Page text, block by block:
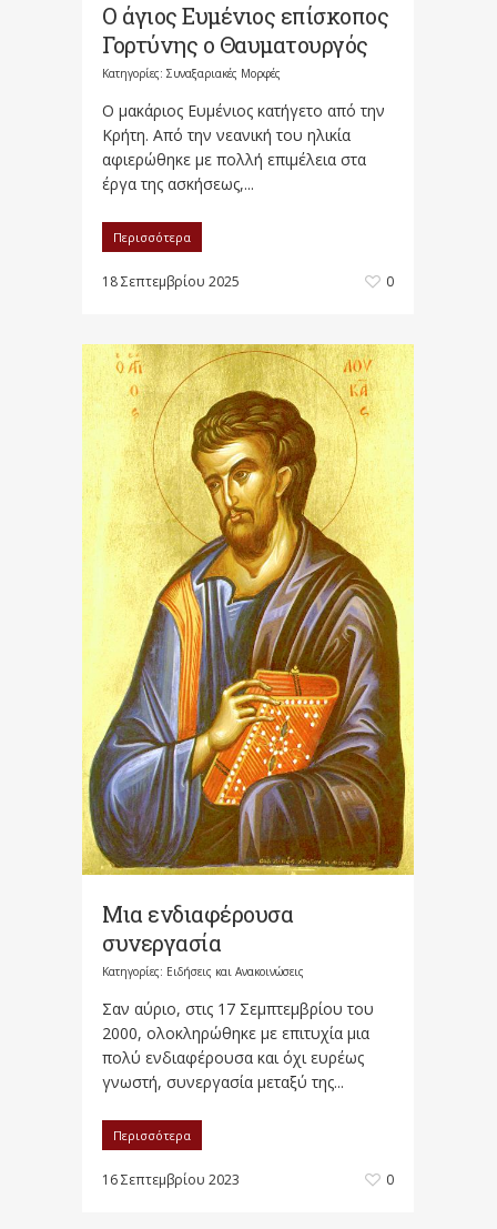
Ο άγιος Ευμένιος επίσκοπος
Γορτύνης ο Θαυματουργός
Κατηγορίες: Συναξαριακές Μορφές
Ο μακάριος Ευμένιος κατήγετο από την
Κρήτη. Από την νεανική του ηλικία
αφιερώθηκε με πολλή επιμέλεια στα
έργα της ασκήσεως,...
Περισσότερα
18 Σεπτεμβρίου 2025 0
Μια ενδιαφέρουσα
συνεργασία
Κατηγορίες: Ειδήσεις και Ανακοινώσεις
Σαν αύριο, στις 17 Σεμπτεμβρίου του
2000, ολοκληρώθηκε με επιτυχία μια
πολύ ενδιαφέρουσα και όχι ευρέως
γνωστή, συνεργασία μεταξύ της...
Περισσότερα
16 Σεπτεμβρίου 2023 0